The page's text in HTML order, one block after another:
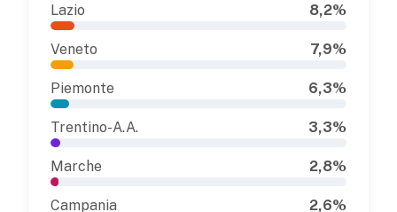
Lazio 8,2%
Veneto 7,9%
Piemonte 6,3%
Trentino-A.A. 3,3%
Marche 2,8%
Campania 2,6%